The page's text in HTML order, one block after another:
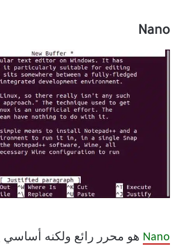
Nano
Nano هو محرر رائع ولكنه أساسي